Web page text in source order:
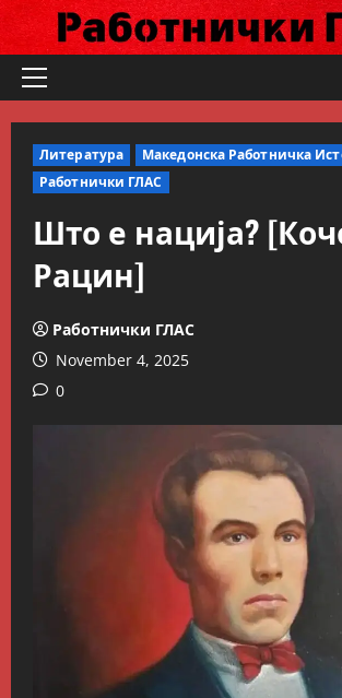
Skip
content
Primary
Литература
Македонска Работничка
Работнички ГЛАС
Што е нација?
Рацин]
Работнички ГЛАС
November 4, 2025
0